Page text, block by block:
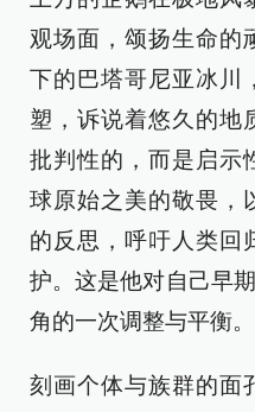
观场面，颂扬生命的
下的巴塔哥尼亚冰川
塑，诉说着悠久的地
批判性的，而是启示
球原始之美的敬畏，
的反思，呼吁人类回
护。这是他对自己早
角的一次调整与平衡。
刻画个体与族群的面